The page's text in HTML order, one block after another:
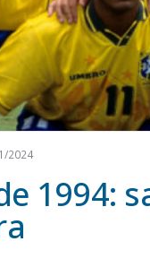
2024
1994: